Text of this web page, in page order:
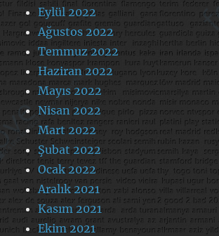
Eylül 2022
Ağustos 2022
Temmuz 2022
Haziran 2022
Mayıs 2022
Nisan 2022
Mart 2022
Şubat 2022
Ocak 2022
Aralık 2021
Kasım 2021
Ekim 2021